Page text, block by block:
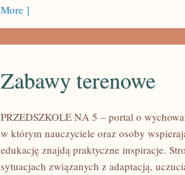
More ]
Zabawy terenowe
PRZEDSZKOLE NA 5 – portal o
w którym nauczyciele oraz osoby
edukację znajdą praktyczne inspiracje.
sytuacjach związanych z adaptacją,